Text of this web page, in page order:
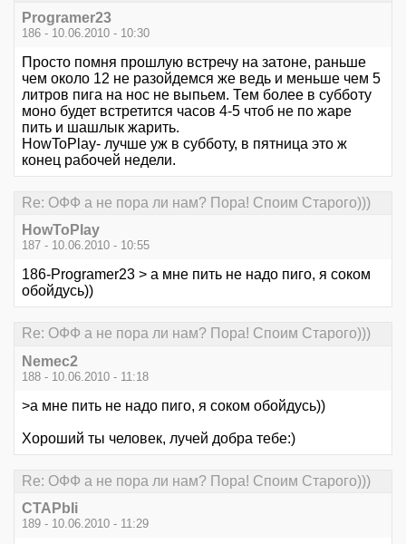
Programer23
186 - 10.06.2010 - 10:30
Просто помня прошлую встречу на затоне, раньше
чем около 12 не разойдемся же ведь и меньше чем 5
литров пига на нос не выпьем. Тем более в субботу
моно будет встретится часов 4-5 чтоб не по жаре
пить и шашлык жарить.
HowToPlay- лучше уж в субботу, в пятница это ж
конец рабочей недели.
Re: ОФФ а не пора ли нам? Пора! Споим Старого)))
HowToPlay
187 - 10.06.2010 - 10:55
186-Programer23 > а мне пить не надо пиго, я соком
обойдусь))
Re: ОФФ а не пора ли нам? Пора! Споим Старого)))
Nemec2
188 - 10.06.2010 - 11:18
>а мне пить не надо пиго, я соком обойдусь))
Хороший ты человек, лучей добра тебе:)
Re: ОФФ а не пора ли нам? Пора! Споим Старого)))
CTAPbIi
189 - 10.06.2010 - 11:29